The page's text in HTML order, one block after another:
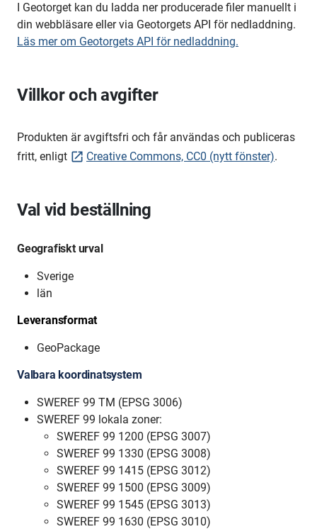
I Geotorget kan du ladda ner producerade filer manuellt i
din webbläsare eller via Geotorgets API för nedladdning.
Läs mer om Geotorgets API för nedladdning.
Villkor och avgifter
Produkten är avgiftsfri och får användas och publiceras
fritt, enligt
Creative Commons, CC0 (nytt fönster).
Val vid beställning
Geografiskt urval
Sverige
län
Leveransformat
GeoPackage
Valbara koordinatsystem
SWEREF 99 TM (EPSG 3006)
SWEREF 99 lokala zoner:
SWEREF 99 1200 (EPSG 3007)
SWEREF 99 1330 (EPSG 3008)
SWEREF 99 1415 (EPSG 3012)
SWEREF 99 1500 (EPSG 3009)
SWEREF 99 1545 (EPSG 3013)
SWEREF 99 1630 (EPSG 3010)